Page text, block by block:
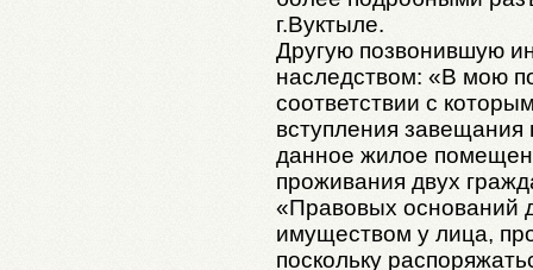
г.Вуктыле.
Другую позвонившую
наследством: «В мою
соответствии с
вступления завещания
данное жилое
проживания двух
«Правовых оснований
имуществом у лица,
поскольку